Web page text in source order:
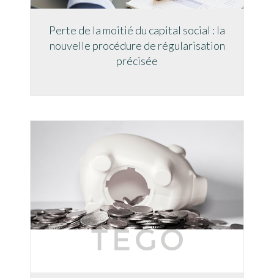
Perte de la moitié du capital social : la
nouvelle procédure de régularisation
précisée